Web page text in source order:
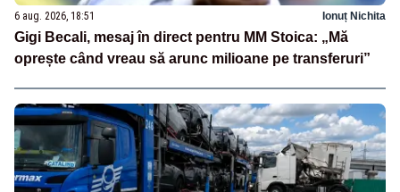
6 aug. 2026, 18:51 Ionuț Nichita
Gigi Becali, mesaj în direct pentru MM Stoica: „Mă
oprește când vreau să arunc milioane pe transferuri”